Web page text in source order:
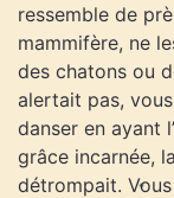
ressemble de
mammifère, ne
des chatons ou
alertait pas,
danser en ayant
grâce incarnée,
détrompait.